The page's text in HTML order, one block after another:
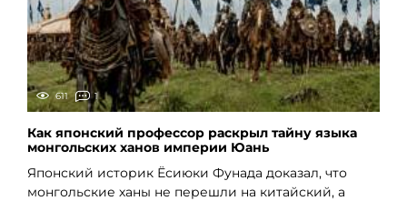
611 1
Как японский профессор раскрыл тайну языка
монгольских ханов империи Юань
Японский историк Ёсиюки Фунада доказал, что
монгольские ханы не перешли на китайский, а